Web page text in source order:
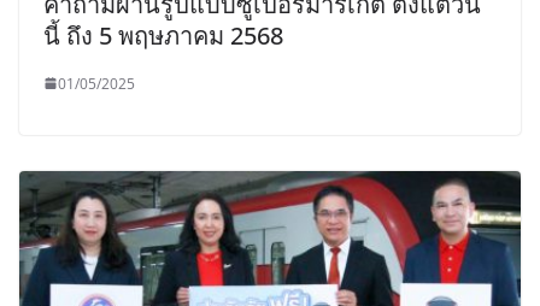
นี้ ถึง 5 พฤษภาคม 2568
01/05/2025